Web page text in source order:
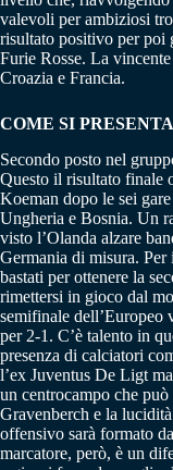
valevoli per ambiziosi
risultato positivo per poi
Furie Rosse. La
Croazia e Francia.
COME SI
Secondo posto nel
Questo il risultato finale
Koeman dopo le sei
Ungheria e Bosnia. Un
visto l’Olanda alzare
Germania di misura.
bastati per ottenere la
rimettersi in gioco dal
semifinale dell’Europeo
per 2-1. C’è talento in
presenza di calciatori
l’ex Juventus De Ligt
un centrocampo che
Gravenberch e la
offensivo sarà formato
marcatore, però, è un